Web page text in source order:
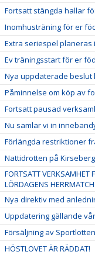
Fortsatt stängda hallar
Inomhusträning för er
Extra seriespel planeras
Ev träningsstart för er
Nya uppdaterade beslut
Påminnelse om köp av
Fortsatt pausad
Nu samlar vi in
Förlängda restriktioner
Nattidrotten på
FORTSATT VERKSAMHET
LÖRDAGENS HERRMATCH
Nya direktiv med
Uppdatering gällande
Försäljning av
HÖSTLOVET ÄR RÄDDAT!